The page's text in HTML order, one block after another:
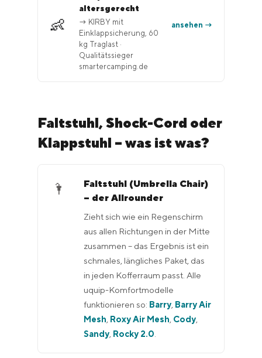
👶
altersgerecht
→ KIRBY mit
Einklappsicherung, 60
kg Traglast ·
Qualitätssieger
smartercamping.de
ansehen →
Faltstuhl, Shock-Cord oder
Klappstuhl – was ist was?
🌂
Faltstuhl (Umbrella Chair)
– der Allrounder
Zieht sich wie ein Regenschirm
aus allen Richtungen in der Mitte
zusammen – das Ergebnis ist ein
schmales, längliches Paket, das
in jeden Kofferraum passt. Alle
uquip-Komfortmodelle
funktionieren so: Barry Barry Air
Mesh Roxy Air Mesh Cody
Sandy Rocky 2.0